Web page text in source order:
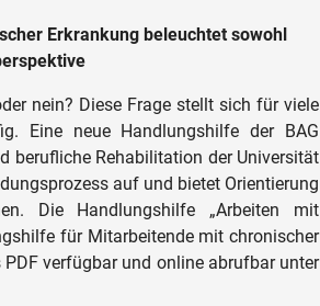
Erkrankung beleuchtet sowohl
nein? Diese Frage stellt sich für viele
Eine neue Handlungshilfe der BAG
berufliche Rehabilitation der Universität
auf und bietet Orientierung
Die Handlungshilfe „Arbeiten mit
für Mitarbeitende mit chronischer
verfügbar und online abrufbar unter